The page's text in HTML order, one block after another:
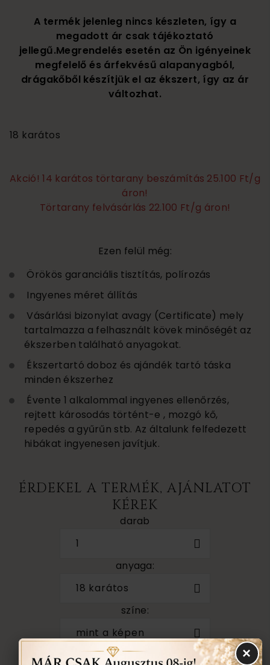
A termék jelenleg nincs készleten, így a
megadott ár csak tájékoztató
jellegű.Megrendelés esetén az Ön igényeinek
megfelelő és árfekvésű alapanyagból,
drágakőből készítjük el az ékszert, így az ár
változhat.
18 karátos
Akció! 14 karátos törtarany beszámítás 25.100 Ft/g
áron!
Törtarany felvásárlás 22.100 Ft/g áron!
Ezen felül még:
Örökös garanciális tisztítás, polírozás
Ingyenes méret állítás
Vásárlási bizonylat avagy (Certificate) mely
tartalmazza a felhasznált kövek minőségét az
ékszerben található anyagokat.
Ékszertartó doboz és ajándék tartó táska
minden ékszerhez
Évente 1 alkalommal ingyenes ellenőrzés,
rejtett károsodás történt-e , mozgó kő,
repedés a gyűrűn stb. Az általunk felfedezett
hibákat ingyenesen javítjuk.
ÉRDEKEL A TERMÉK, AJÁNLATOT
KÉREK
darab
1
anyaga:
18 karátos
színe:
mint a képen
méret:
×